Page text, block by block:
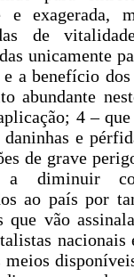
e exagerada,
de
unicamente
e a benefício
abundante
4 – que
daninhas e
de grave
a diminuir
ao país por
que vão
nacionais
meios